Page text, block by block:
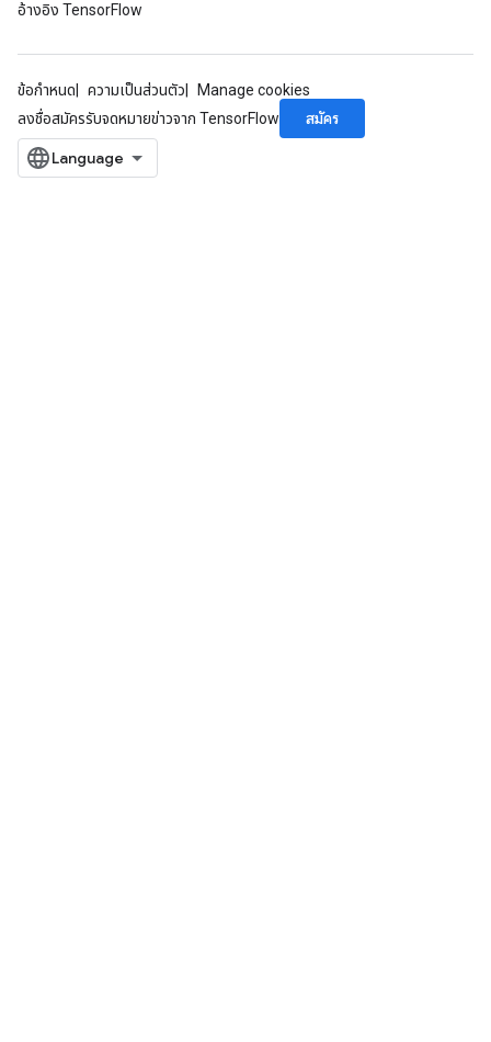
อ้างอิง TensorFlow
ข้อกำหนด ความเป็นส่วนตัว
Manage cookies
ลงชื่อสมัครรับจดหมายข่าวจาก TensorFlow
สมัคร